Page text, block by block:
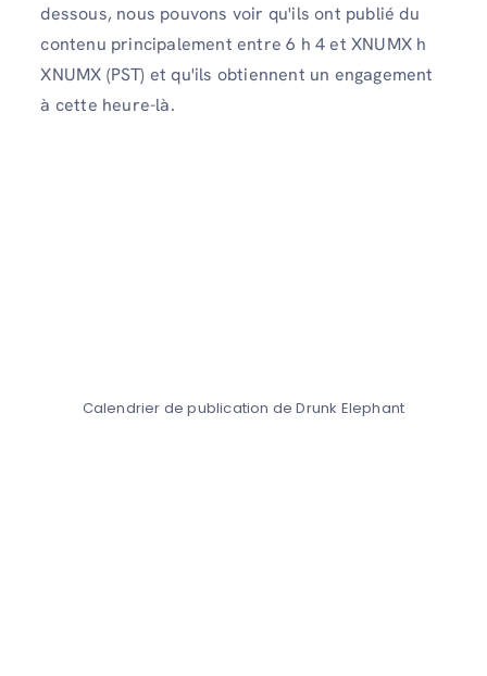
dessous, nous pouvons voir qu'ils ont publié du
contenu principalement entre 6 h 4 et XNUMX h
XNUMX (PST) et qu'ils obtiennent un engagement
à cette heure-là.
Calendrier de publication de Drunk Elephant